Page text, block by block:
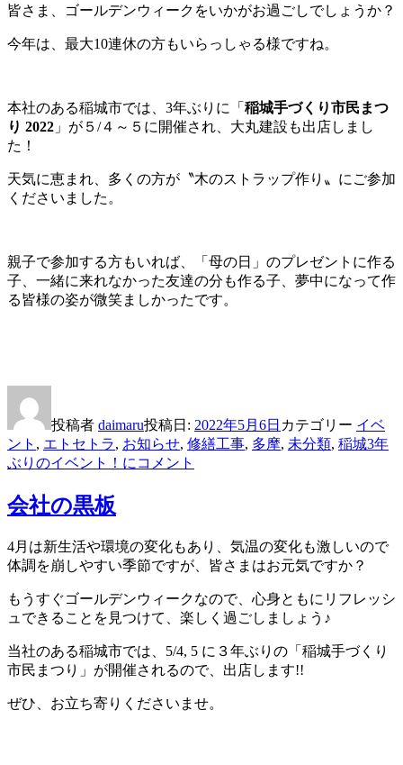
皆さま、ゴールデンウィークをいかがお過ごしでしょうか？
今年は、最大10連休の方もいらっしゃる様ですね。
本社のある稲城市では、3年ぶりに「 稲城手づくり市民まつ
り 2022 」が５/４～５に開催され、大丸建設も出店しまし
た！
天気に恵まれ、多くの方が〝木のストラップ作り〟にご参加
くださいました。
親子で参加する方もいれば、「母の日」のプレゼントに作る
子、一緒に来れなかった友達の分も作る子、夢中になって作
る皆様の姿が微笑ましかったです。
投稿者 daimaru投稿日: 2022年5月6日 カテゴリー イベ
ント , エトセトラ, お知らせ, 修繕工事, 多摩, 未分類, 稲城3年
ぶりのイベント！に コメント
会社の黒板
4月は新生活や環境の変化もあり、気温の変化も激しいので
体調を崩しやすい季節ですが、皆さまはお元気ですか？
もうすぐゴールデンウィークなので、心身ともにリフレッシ
ュできることを見つけて、楽しく過ごしましょう♪
当社のある稲城市では、5/4, 5 に３年ぶりの「稲城手づくり
市民まつり」が開催されるので、出店します!!
ぜひ、お立ち寄りくださいませ。